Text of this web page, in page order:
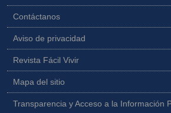
Contáctanos
Aviso de privacidad
Revista Fácil Vivir
Mapa del sitio
Transparencia y Acceso a la Información